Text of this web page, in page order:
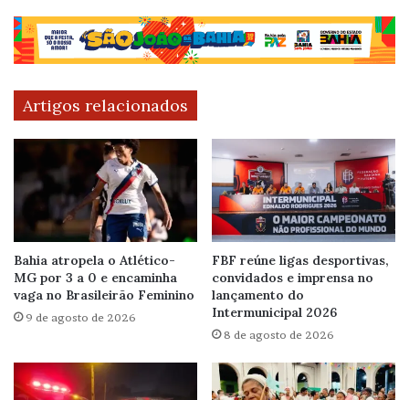
Artigos relacionados
Bahia atropela o Atlético-
MG por 3 a 0 e encaminha
vaga no Brasileirão Feminino
9 de agosto de 2026
FBF reúne ligas desportivas,
convidados e imprensa no
lançamento do
Intermunicipal 2026
8 de agosto de 2026